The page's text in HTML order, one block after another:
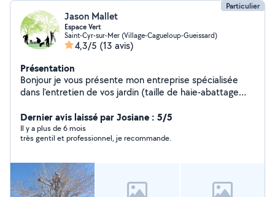
Particulier
Jason Mallet
Espace Vert
Saint-Cyr-sur-Mer (Village-Cagueloup-Gueissard)
4,3/5 (13 avis)
Présentation
Bonjour je vous présente mon entreprise spécialisée
dans l'entretien de vos jardin (taille de haie-abattage
à nous contacter pour un devis gratuit prix abordables
travaille propre et soigner
Dernier avis laissé par Josiane : 5/5
Il y a plus de 6 mois
très gentil et professionnel, je recommande.